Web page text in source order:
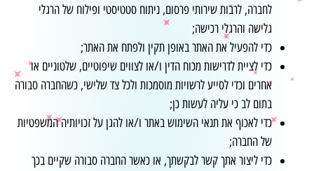
לחברה, לרבות שירותי פרסום, ניתוח סטטיסטי ופילוח של הרגלי
גלישה והרגלי רכישה;
כדי להפעיל את האתר באופן תקין ולפתח את האתר;
כדי לציית לדרישות מכוח הדין ו/או לצווים שיפוטיים, שלטוניים או
אחרים וכדי לסייע לרשויות מוסמכות ולכל צד שלישי, כשהחברה סבורה
בתום לב כי עליה לעשות כן;
כדי לאכוף את תנאי השימוש באתר ו/או להגן על זכויותיה המשפטיות
של החברה;
כדי ליצור אתך קשר לבקשתך, או כאשר החברה סבורה שקיים בכך